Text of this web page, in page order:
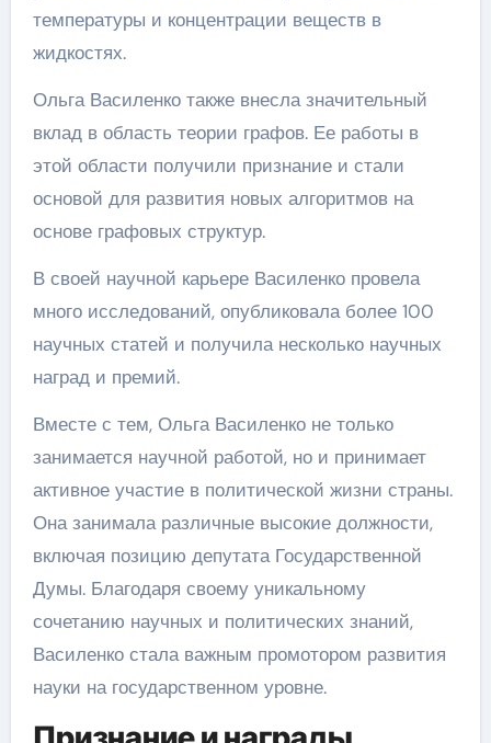
температуры и концентрации веществ в
жидкостях.
Ольга Василенко также внесла значительный
вклад в область теории графов. Ее работы в
этой области получили признание и стали
основой для развития новых алгоритмов на
основе графовых структур.
В своей научной карьере Василенко провела
много исследований, опубликовала более 100
научных статей и получила несколько научных
наград и премий.
Вместе с тем, Ольга Василенко не только
занимается научной работой, но и принимает
активное участие в политической жизни страны.
Она занимала различные высокие должности,
включая позицию депутата Государственной
Думы. Благодаря своему уникальному
сочетанию научных и политических знаний,
Василенко стала важным промотором развития
науки на государственном уровне.